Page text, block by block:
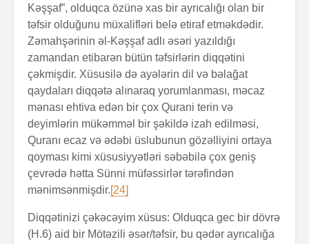
Kəşşaf”, olduqca özünə xas bir ayrıcalığı olan bir
təfsir olduğunu müxalifləri belə etiraf etməkdədir.
Zəmahşərinin əl-Kəşşaf adlı əsəri yazıldığı
zamandan etibarən bütün təfsirlərin diqqətini
çəkmişdir. Xüsusilə də ayələrin dil və bəlağat
qaydaları diqqətə alınaraq yorumlanması, məcaz
mənası ehtiva edən bir çox Qurani terin və
deyimlərin mükəmməl bir şəkildə izah edilməsi,
Quranı ecaz və ədəbi üslubunun gözəlliyini ortaya
qoyması kimi xüsusiyyətləri səbəbilə çox geniş
çevrədə hətta Sünni müfəssirlər tərəfindən
mənimsənmişdir.[24]
Diqqətinizi çəkəcəyim xüsus: Olduqca gec bir dövrə
(H.6) aid bir Mötəzili əsər/təfsir, bu qədər ayrıcalığa